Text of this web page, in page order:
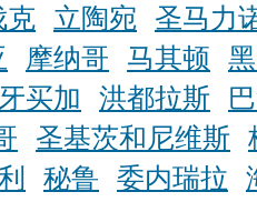
克 立陶宛
圣马力
摩纳哥 马其顿
牙买加 洪都拉斯
圣基茨和尼维斯
秘鲁 委内瑞拉